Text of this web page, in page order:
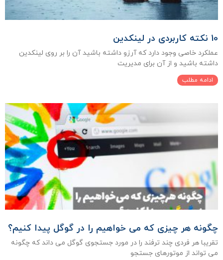
10 نکته کاربردی در لینکدین
عملکرد خاصی وجود دارد که آرزو داشته باشید آن را بر روی لینکدین
داشته باشید و از آن برای مدیریت
ادامه مطلب
چگونه هر چیزی که می خواهیم را در گوگل پیدا کنیم؟
تقریبا هر فردی چند ترفند را در مورد جستجوی گوگل می داند که چگونه
می تواند از موتورهای جستجو